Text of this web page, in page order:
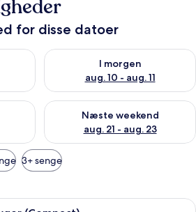
for disse datoer
aug. 9 - aug. 10
I morgen
aug. 10 - aug. 11
Tjek tilgængelighed for i
weekend aug. 14 - aug. 16
Næste weekend
aug. 21 - aug. 23
Tjek tilgængelighed for næste
3+ senge
Et hotelværelse med seng, to